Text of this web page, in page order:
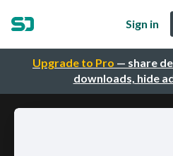
Upgrade to Pro — share
downloads, hide
Sign in